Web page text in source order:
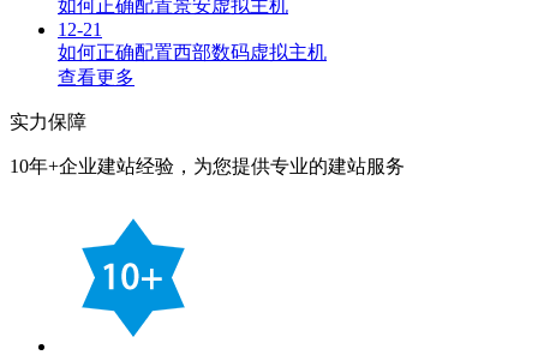
如何正确配置景安虚拟主机
12-21
如何正确配置西部数码虚拟主机
查看更多
实力保障
10年+企业建站经验，为您提供专业的建站服务